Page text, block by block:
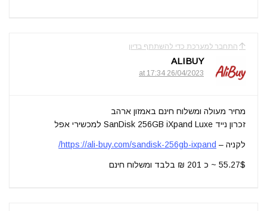
התחבר למערכת כדי להשתתף בדיון
ALIBUY
26/04/2023 at 17:34
מחיר מעולה ומשלוח חינם באמזון ארהב
זכרון נייד SanDisk 256GB iXpand Luxe למכשירי אפל
לקניה – https://ali-buy.com/sandisk-256gb-ixpand/
55.27$ ~ כ 201 ₪ בלבד ומשלוח חינם